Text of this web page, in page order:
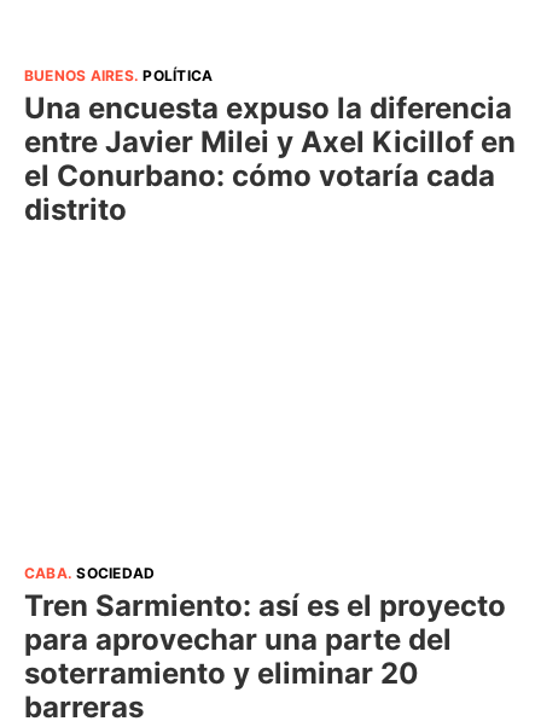
BUENOS AIRES.POLÍTICA
Una encuesta expuso la diferencia
entre Javier Milei y Axel Kicillof en
el Conurbano: cómo votaría cada
distrito
CABA.SOCIEDAD
Tren Sarmiento: así es el proyecto
para aprovechar una parte del
soterramiento y eliminar 20
barreras